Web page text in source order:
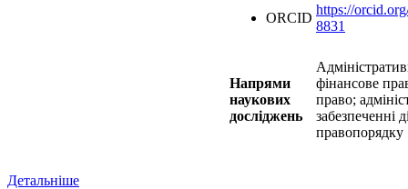
ORCID
https://
8831
Напрями
наукових
досліджень
фінансове
право;
забезпеченні
правопорядку
Детальніше